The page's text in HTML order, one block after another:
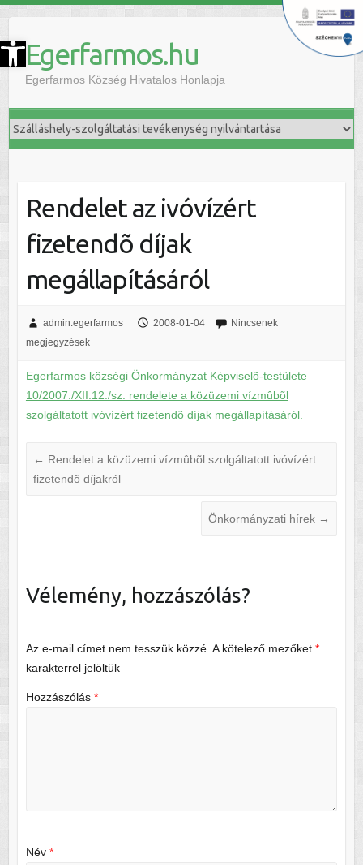
Eszköztár megnyitása Egerfarmos.hu
Egerfarmos Község Hivatalos Honlapja
Rendelet az ivóvízért
fizetendõ díjak
megállapításáról
admin.egerfarmos 2008-01-04
Nincsenek
megjegyzések
Egerfarmos községi Önkormányzat Képviselõ-testülete
10/2007./XII.12./sz. rendelete a közüzemi vízmûbõl
szolgáltatott ivóvízért fizetendõ díjak megállapításáról.
← Rendelet a közüzemi vízmûbõl szolgáltatott ivóvízért
fizetendõ díjakról
Önkormányzati hírek →
Vélemény, hozzászólás?
Az e-mail címet nem tesszük közzé. A kötelező mezőket *
karakterrel jelöltük
Hozzászólás *
Név *